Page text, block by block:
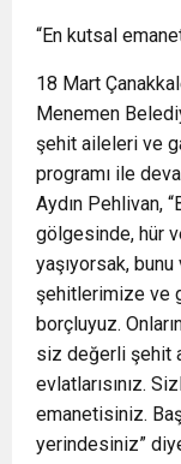
“En kutsal
18 Mart
Menemen
şehit aileleri ve
programı ile
Aydın Pehlivan,
gölgesinde, hür
yaşıyorsak,
şehitlerimize ve
borçluyuz.
siz değerli şehit
evlatlarısınız.
emanetisiniz.
yerindesiniz”